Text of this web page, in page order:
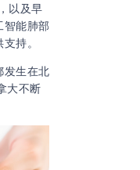
以及早
智能肺部
持。
发生在北
大不断